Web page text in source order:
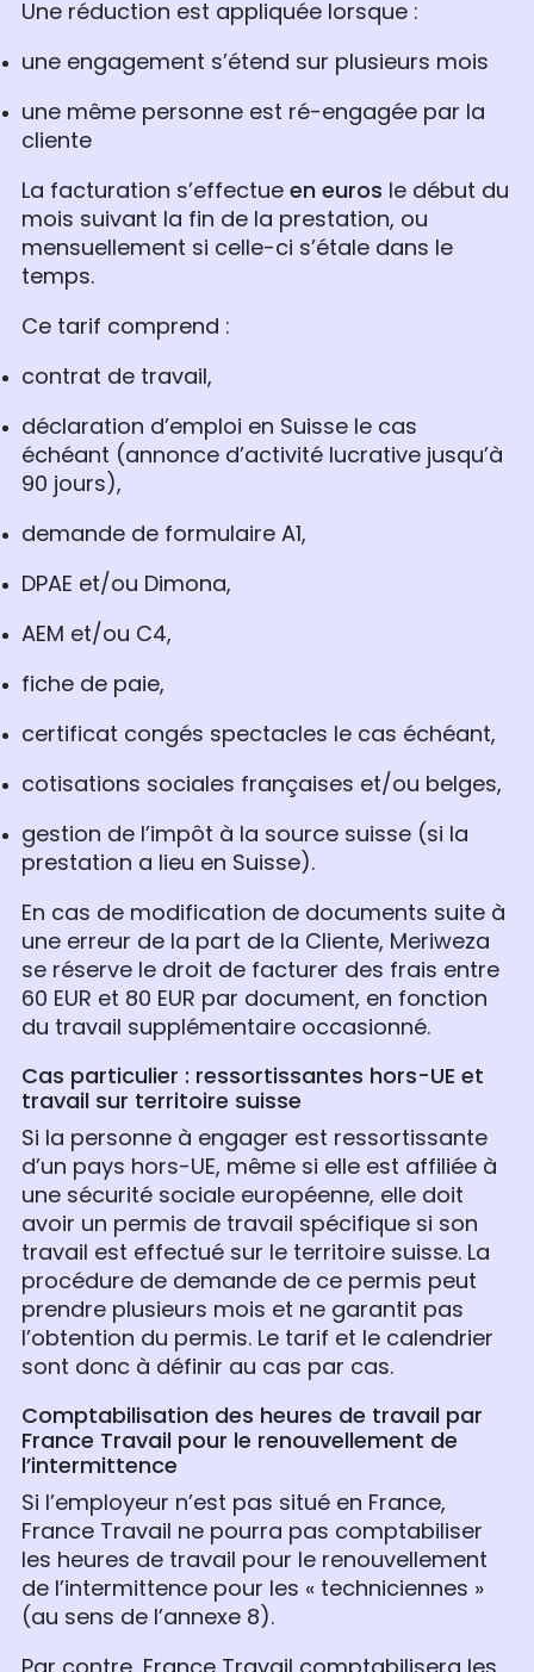
Une réduction est appliquée lorsque :
une engagement s’étend sur plusieurs mois
une même personne est ré-engagée par la
cliente
La facturation s’effectue en euros le début du
mois suivant la fin de la prestation, ou
mensuellement si celle-ci s’étale dans le
temps.
Ce tarif comprend :
contrat de travail,
déclaration d’emploi en Suisse le cas
échéant (annonce d’activité lucrative jusqu’à
90 jours),
demande de formulaire A1,
DPAE et/ou Dimona,
AEM et/ou C4,
fiche de paie,
certificat congés spectacles le cas échéant,
cotisations sociales françaises et/ou belges,
gestion de l’impôt à la source suisse (si la
prestation a lieu en Suisse).
En cas de modification de documents suite à
une erreur de la part de la Cliente, Meriweza
se réserve le droit de facturer des frais entre
60 EUR et 80 EUR par document, en fonction
du travail supplémentaire occasionné.
Cas particulier : ressortissantes hors-UE et
travail sur territoire suisse
Si la personne à engager est ressortissante
d’un pays hors-UE, même si elle est affiliée à
une sécurité sociale européenne, elle doit
avoir un permis de travail spécifique si son
travail est effectué sur le territoire suisse. La
procédure de demande de ce permis peut
prendre plusieurs mois et ne garantit pas
l’obtention du permis. Le tarif et le calendrier
sont donc à définir au cas par cas.
Comptabilisation des heures de travail par
France Travail pour le renouvellement de
l’intermittence
Si l’employeur n’est pas situé en France,
France Travail ne pourra pas comptabiliser
les heures de travail pour le renouvellement
de l’intermittence pour les « techniciennes »
(au sens de l’annexe 8).